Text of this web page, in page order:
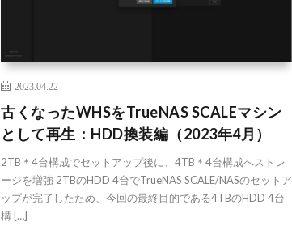
2023.04.22
古くなったWHSをTrueNAS SCALEマシン
として再生：HDD換装編（2023年4月）
2TB＊4台構成でセットアップ後に、4TB＊4台構成へストレ
ージを増強 2TBのHDD 4台でTrueNAS SCALE/NASのセットア
ップが完了したため、今回の最終目的である4TBのHDD 4台
構 […]